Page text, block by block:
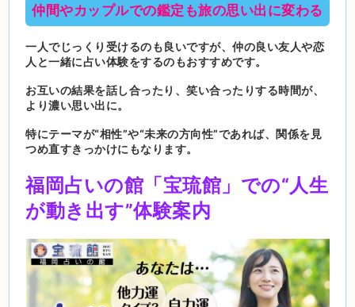
仲間やカップルでの鑑定も旅の思い出に変わる
一人でじっくり受けるのも良いですが、仲の良い友人や恋
人と一緒に占い体験をするのもおすすめです。
お互いの結果を話し合ったり、笑い合ったりする時間が、
より濃い思い出に。
特にテーマが“相性”や“未来の方向性”であれば、関係を見
つめ直すきっかけにもなります。
福岡占いの館「宝琉館」での“人生
が動き出す”体験案内